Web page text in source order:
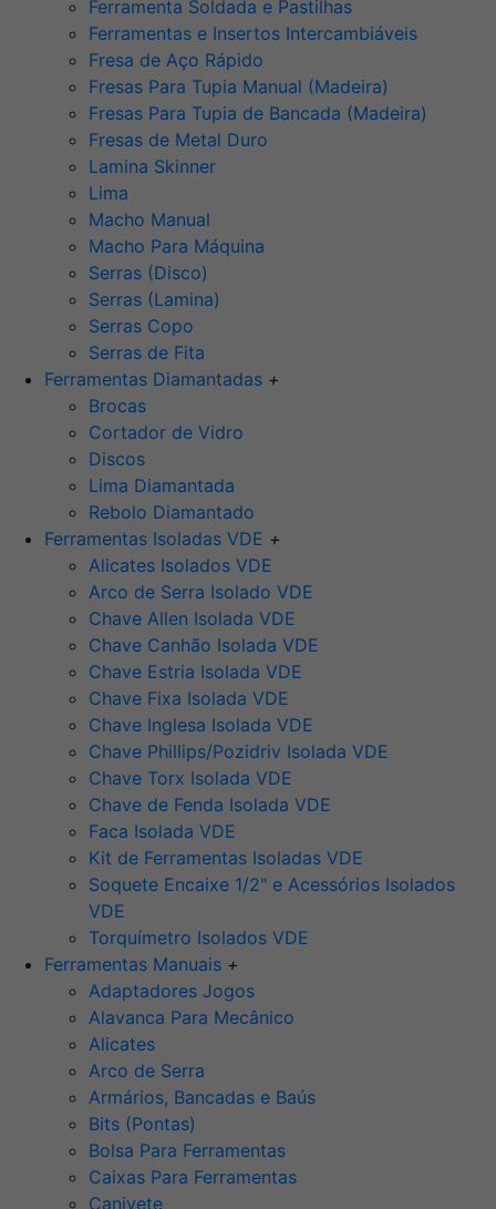
Ferramenta Soldada e Pastilhas
Ferramentas e Insertos Intercambiáveis
Fresa de Aço Rápido
Fresas Para Tupia Manual (Madeira)
Fresas Para Tupia de Bancada (Madeira)
Fresas de Metal Duro
Lamina Skinner
Lima
Macho Manual
Macho Para Máquina
Serras (Disco)
Serras (Lamina)
Serras Copo
Serras de Fita
Ferramentas Diamantadas +
Brocas
Cortador de Vidro
Discos
Lima Diamantada
Rebolo Diamantado
Ferramentas Isoladas VDE +
Alicates Isolados VDE
Arco de Serra Isolado VDE
Chave Allen Isolada VDE
Chave Canhão Isolada VDE
Chave Estria Isolada VDE
Chave Fixa Isolada VDE
Chave Inglesa Isolada VDE
Chave Phillips/Pozidriv Isolada VDE
Chave Torx Isolada VDE
Chave de Fenda Isolada VDE
Faca Isolada VDE
Kit de Ferramentas Isoladas VDE
Soquete Encaixe 1/2" e Acessórios Isolados
VDE
Torquímetro Isolados VDE
Ferramentas Manuais +
Adaptadores Jogos
Alavanca Para Mecânico
Alicates
Arco de Serra
Armários, Bancadas e Baús
Bits (Pontas)
Bolsa Para Ferramentas
Caixas Para Ferramentas
Canivete